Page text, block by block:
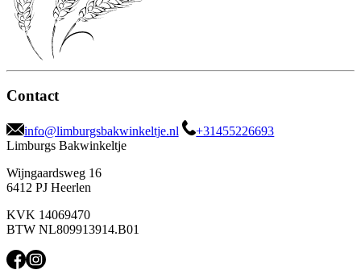
Contact
info@limburgsbakwinkeltje.nl
+31455226693
Limburgs Bakwinkeltje
Wijngaardsweg 16
6412 PJ Heerlen
KVK 14069470
BTW NL809913914.B01